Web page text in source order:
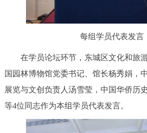
每组学员代表发言
在学员论坛环节，东城区文化和旅游
国园林博物馆党委书记、馆长杨秀娟，
展览与文创负责人汤雪莹，中国华侨历
等4位同志作为本组学员代表发言。